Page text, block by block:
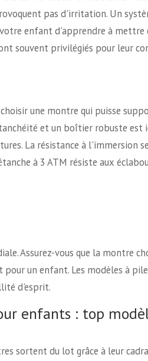
pas d'irritation. Un
enfant d'apprendre à mettre
souvent privilégiés pour leur
une montre qui puisse
et un boîtier robuste est
La résistance à l'immersion
à 3 ATM résiste aux
Assurez-vous que la montre
un enfant. Les modèles à
d'esprit.
enfants : top
sortent du lot grâce à leur